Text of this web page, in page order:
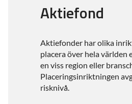
Aktiefond
Aktiefonder har olika
placera över hela världen
en viss region eller
Placeringsinriktningen
risknivå.